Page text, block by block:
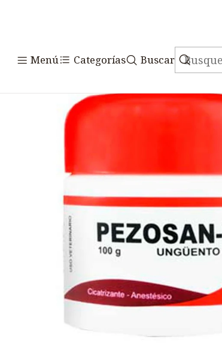
Menú Categorías Buscar